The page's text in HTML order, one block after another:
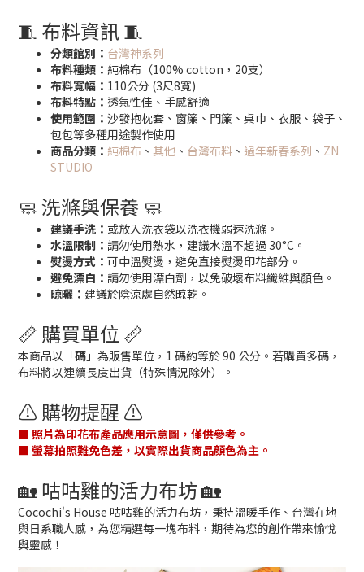
🧵 布料資訊 🧵
分類館別： 台灣神系列
布料種類： 純棉布（100% cotton，20支）
布料寬幅： 110公分 (3尺8寬)
布料特點： 透氣性佳、手感舒適
使用範圍： 沙發抱枕套、窗簾、門簾、桌巾、衣服、袋子、
包包等多種用途製作使用
商品分類： 純棉布 、 其他 、 台灣布料 、 過年新春系列 、 ZN
STUDIO
🧼 洗滌與保養 🧼
建議手洗： 或放入洗衣袋以洗衣機弱速洗滌。
水溫限制： 請勿使用熱水，建議水溫不超過 30°C。
熨燙方式： 可中溫熨燙，避免直接熨燙印花部分。
避免漂白： 請勿使用漂白劑，以免破壞布料纖維與顏色。
晾曬： 建議於陰涼處自然晾乾。
📏 購買單位 📏
本商品以「碼 」為販售單位，1 碼約等於 90 公分。若購買多碼，
布料將以連續長度出貨（特殊情況除外）。
⚠️ 購物提醒 ⚠️
■ 照片為印花布產品應用示意圖，僅供參考。
■ 螢幕拍照難免色差，以實際出貨商品顏色為主。
🏡 咕咕雞的活力布坊 🏡
Cocochi's House 咕咕雞的活力布坊，秉持溫暖手作、台灣在地
與日系職人感，為您精選每一塊布料，期待為您的創作帶來愉悅
與靈感！